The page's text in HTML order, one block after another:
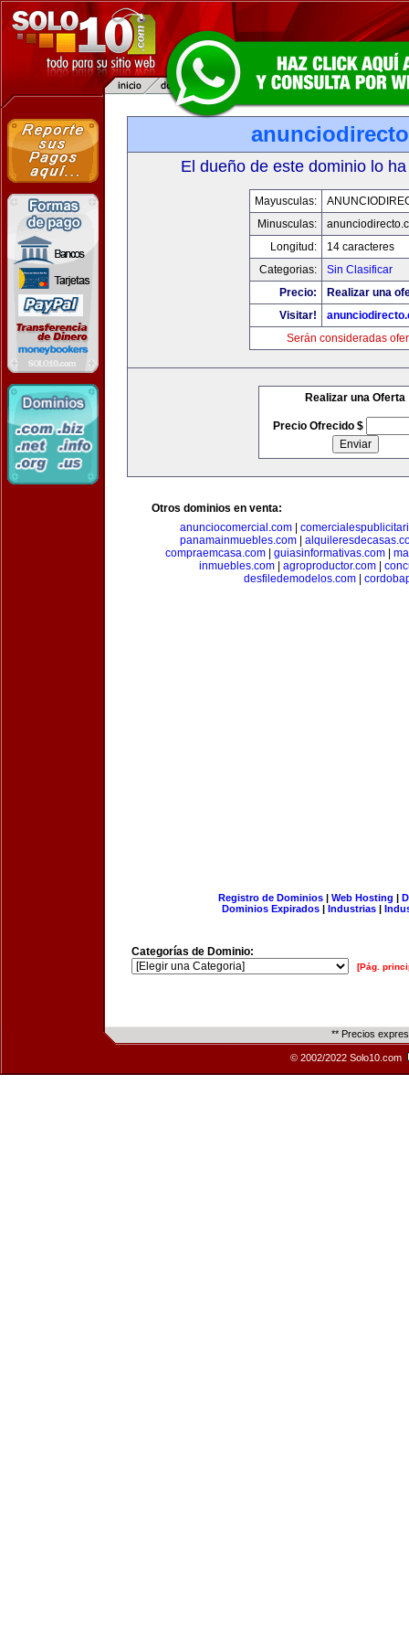
El dueño de este dominio lo
Mayusculas:
Minusculas:
Longitud:
14 caracteres
Categorias:
Sin Clasificar
Precio:
Realizar una
Visitar!
Serán consideradas
Realizar una Oferta
Precio Ofrecido $
Otros dominios en venta:
anunciocomercial.com
panamainmuebles.com|
compraemcasa.com
guiasinformativas.com
inmuebles.com
agroproductor.com
desfiledemodelos.com|
Registro de Dominios| Web Hosting |
Dominios Expirados | Industrias |
Categorías de Dominio:
[Pág.
** Precios
© 2002/2022 Solo10.com